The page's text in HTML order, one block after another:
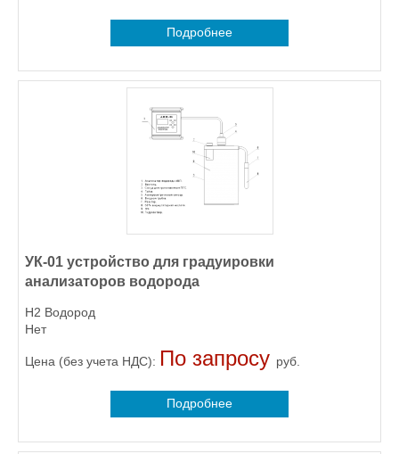
Подробнее
УК-01 устройство для градуировки
анализаторов водорода
H2 Водород
Нет
Цена (без учета НДС): По запросу руб.
Подробнее